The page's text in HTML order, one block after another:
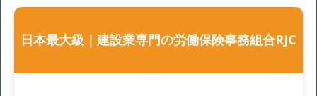
日本最大級｜建設業専門の労働保険事務組合RJC